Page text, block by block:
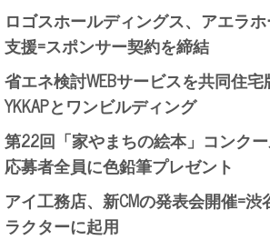
ロゴスホールディングス、アエラ
支援=スポンサー契約を締結
省エネ検討WEBサービスを共同住宅
YKKAPとワンビルディング
第22回「家やまちの絵本」コンク
応募者全員に色鉛筆プレゼント
アイ工務店、新CMの発表会開催=
ラクターに起用